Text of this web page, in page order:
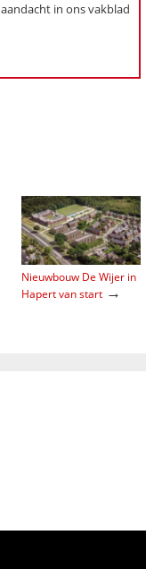
in ons vakblad
Nieuwbouw De Wijer in
Hapert van start →